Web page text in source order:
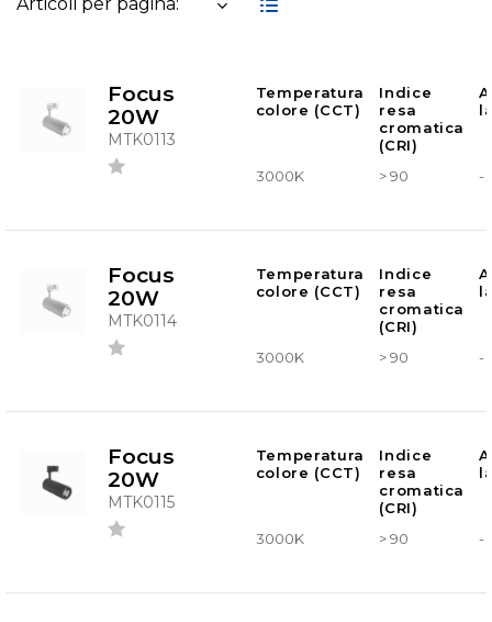
Focus
20W
MTK0113
Temperatura
colore (CCT)
Indice
resa
cromatica
(CRI)
3000K > 90 -
Focus
20W
MTK0114
Temperatura
colore (CCT)
Indice
resa
cromatica
(CRI)
3000K > 90 -
Focus
20W
MTK0115
Temperatura
colore (CCT)
Indice
resa
cromatica
(CRI)
3000K > 90 -